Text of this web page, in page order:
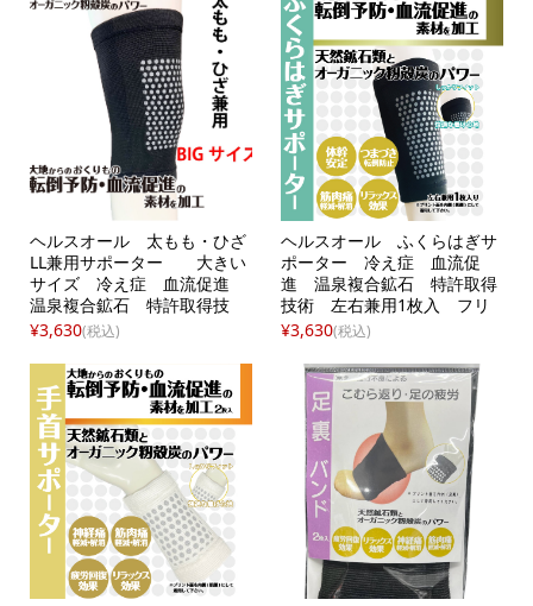
ヘルスオール 太もも・ひざ
LL兼用サポーター 大きい
サイズ 冷え症 血流促進
温泉複合鉱石 特許取得技
術 フリーサイズ 左右兼用
¥3,630(税込)
ヘルスオール ふくらはぎサ
ポーター 冷え症 血流促
進 温泉複合鉱石 特許取得
技術 左右兼用1枚入 フリ
ーサイズ
¥3,630(税込)